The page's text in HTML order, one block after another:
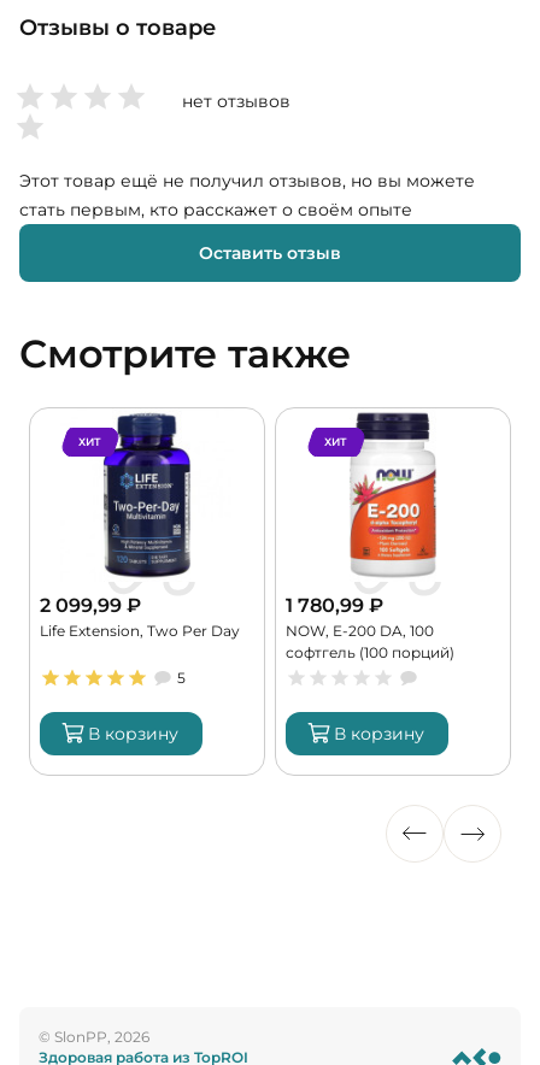
Отзывы о товаре
нет отзывов
Этот товар ещё не получил отзывов, но вы можете
стать первым, кто расскажет о своём опыте
Оставить отзыв
Смотрите также
ХИТ
2 099,99 ₽
Life Extension, Two Per Day
5
В корзину
ХИТ
1 780,99 ₽
NOW, E-200 DA, 100
софтгель (100 порций)
В корзину
© SlonPP, 2026
Здоровая работа из TopROI